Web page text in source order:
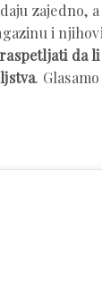
zajedno,
i
da
.